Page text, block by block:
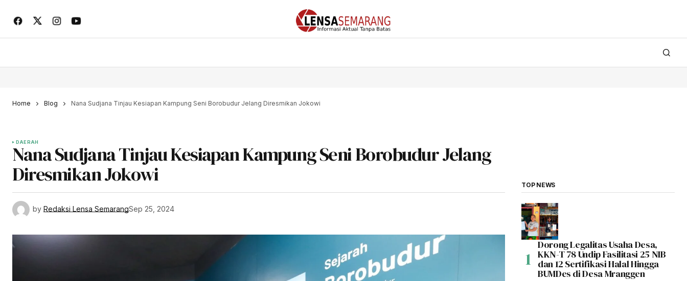
Home Blog Nana Sudjana Tinjau Kesiapan Kampung Seni Borobudur Jelang Diresmikan Jokowi
DAERAH
Nana Sudjana Tinjau Kesiapan Kampung Seni Borobudur Jelang
Diresmikan Jokowi
by Redaksi Lensa SemarangSep 25, 2024
TOP NEWS
Dorong Legalitas Usaha Desa,
KKN-T 78 Undip Fasilitasi 25 NIB
dan 12 Sertifikasi Halal Hingga
BUMDes di Desa Mranggen